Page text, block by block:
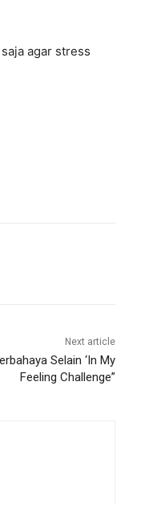
agar stress
Next article
Selain ‘In My
Feeling Challenge”